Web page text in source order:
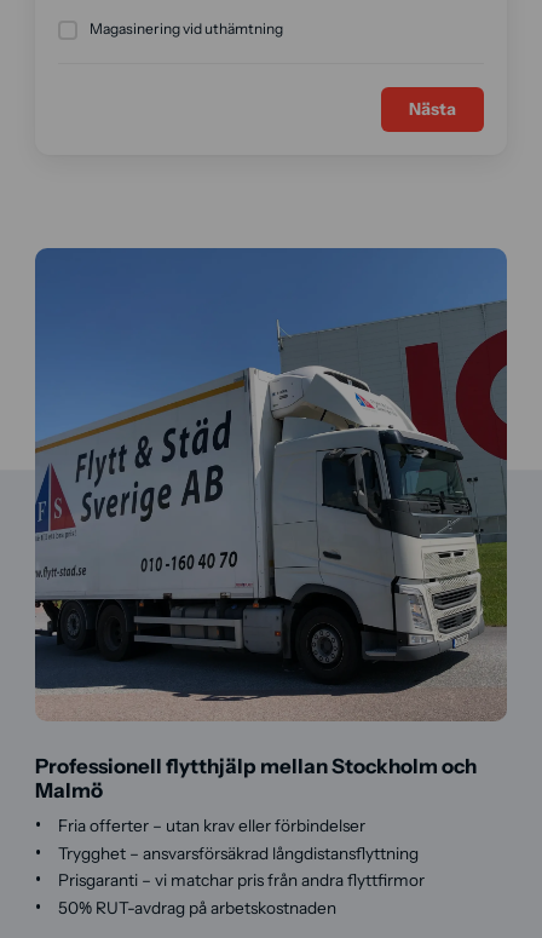
Magasinering vid uthämtning
Nästa
Professionell flytthjälp mellan Stockholm och
Malmö
Fria offerter – utan krav eller förbindelser
Trygghet – ansvarsförsäkrad långdistansflyttning
Prisgaranti – vi matchar pris från andra flyttfirmor
50% RUT-avdrag på arbetskostnaden